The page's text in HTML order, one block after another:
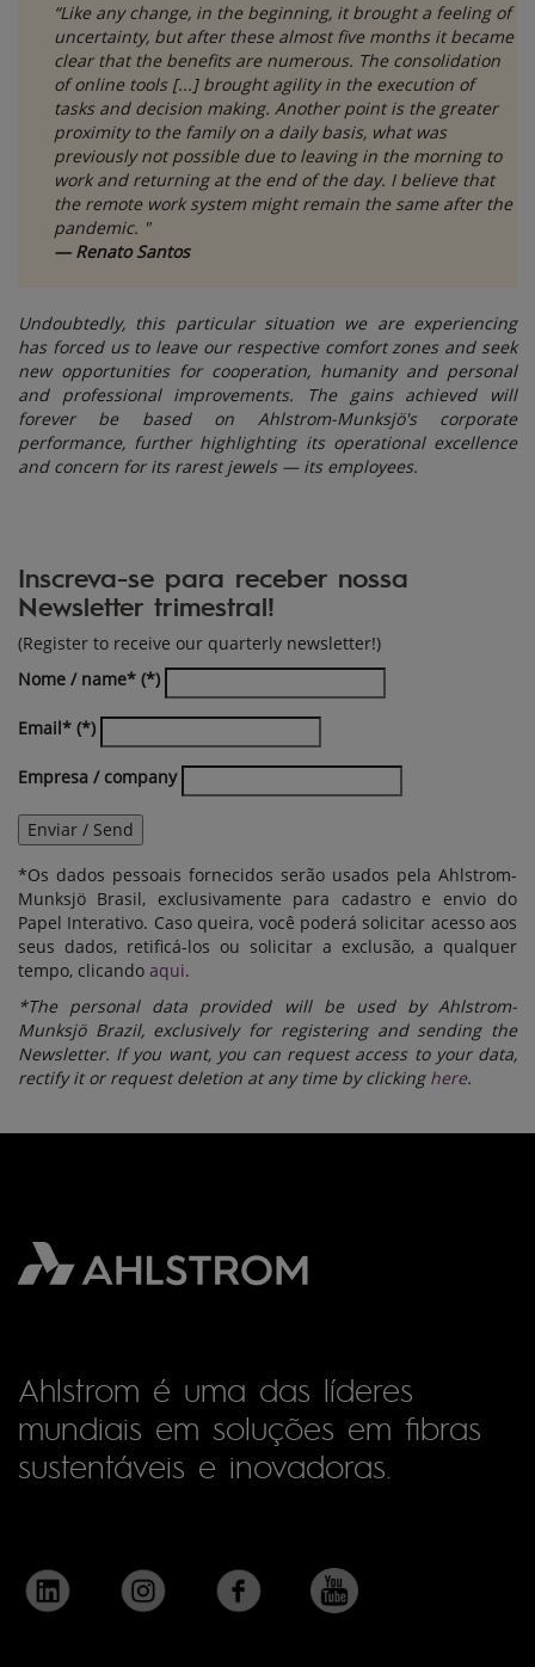
“Like any change, in the beginning, it brought a feeling of
uncertainty, but after these almost five months it became
clear that the benefits are numerous. The consolidation
of online tools [...] brought agility in the execution of
tasks and decision making. Another point is the greater
proximity to the family on a daily basis, what was
previously not possible due to leaving in the morning to
work and returning at the end of the day. I believe that
the remote work system might remain the same after the
pandemic. "
— Renato Santos
Undoubtedly, this particular situation we are experiencing
has forced us to leave our respective comfort zones and seek
new opportunities for cooperation, humanity and personal
and professional improvements. The gains achieved will
forever be based on Ahlstrom-Munksjö's corporate
performance, further highlighting its operational excellence
and concern for its rarest jewels — its employees.
Inscreva-se para receber nossa
Newsletter trimestral!
(Register to receive our quarterly newsletter!)
Nome / name*
Email*
Empresa / company
Enviar / Send
*Os dados pessoais fornecidos serão usados pela Ahlstrom-
Munksjö Brasil, exclusivamente para cadastro e envio do
Papel Interativo. Caso queira, você poderá solicitar acesso aos
seus dados, retificá-los ou solicitar a exclusão, a qualquer
tempo, clicando aqui.
*The personal data provided will be used by Ahlstrom-
Munksjö Brazil, exclusively for registering and sending the
Newsletter. If you want, you can request access to your data,
rectify it or request deletion at any time by clicking here.
Ahlstrom é uma das líderes
mundiais em soluções em fibras
sustentáveis e inovadoras.